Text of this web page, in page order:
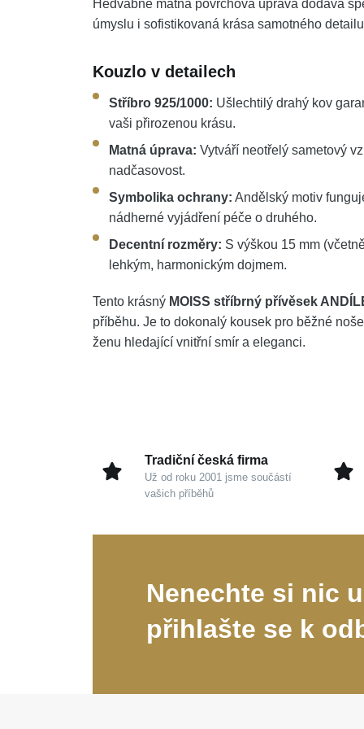
Hedvábně matná povrchová úprava dodává
úmyslu i sofistikovaná krása samotného
Kouzlo v detailech
Stříbro 925/1000: Ušlechtilý drahý kov
vaši přirozenou krásu.
Matná úprava: Vytváří neotřelý sametový
nadčasovost.
Symbolika ochrany: Andělský motiv
nádherné vyjádření péče o druhého.
Decentní rozměry: S výškou 15 mm
lehkým, harmonickým dojmem.
Tento krásný MOISS stříbrný přívěsek
příběhu. Je to dokonalý kousek pro běžné
ženu hledající vnitřní smír a eleganci.
Tradiční česká firma
Už od roku 2001 jsme součástí
vašich příběhů
Nenechte si nic
přihlašte se k